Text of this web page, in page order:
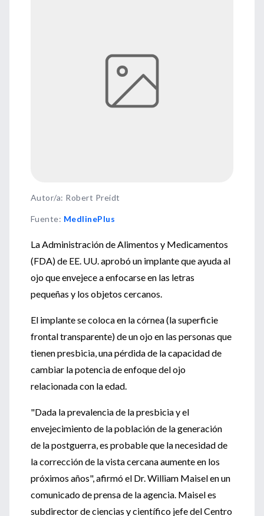
Autor/a: Robert Preidt
Fuente: MedlinePlus
La Administración de Alimentos y Medicamentos
(FDA) de EE. UU. aprobó un implante que ayuda al
ojo que envejece a enfocarse en las letras
pequeñas y los objetos cercanos.
El implante se coloca en la córnea (la superficie
frontal transparente) de un ojo en las personas que
tienen presbicia, una pérdida de la capacidad de
cambiar la potencia de enfoque del ojo
relacionada con la edad.
"Dada la prevalencia de la presbicia y el
envejecimiento de la población de la generación
de la postguerra, es probable que la necesidad de
la corrección de la vista cercana aumente en los
próximos años", afirmó el Dr. William Maisel en un
comunicado de prensa de la agencia. Maisel es
subdirector de ciencias y científico jefe del Centro